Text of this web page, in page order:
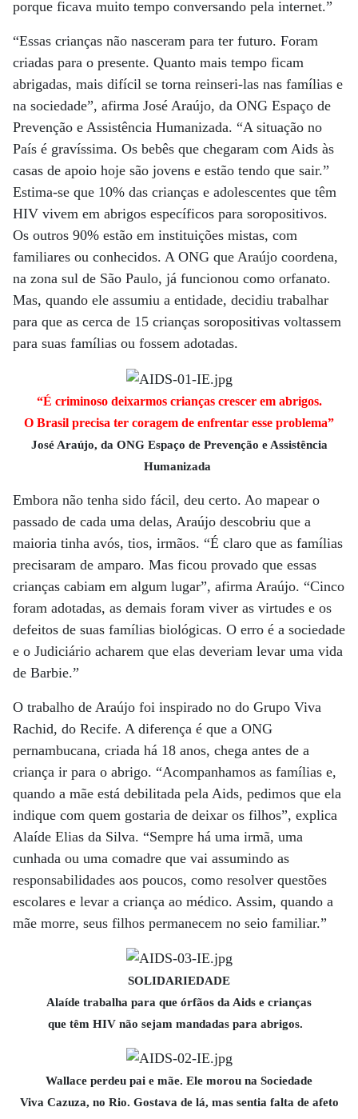
porque ficava muito tempo conversando pela internet.”
“Essas crianças não nasceram para ter futuro. Foram
criadas para o presente. Quanto mais tempo ficam
abrigadas, mais difícil se torna reinseri-las nas famílias e
na sociedade”, afirma José Araújo, da ONG Espaço de
Prevenção e Assistência Humanizada. “A situação no
País é gravíssima. Os bebês que chegaram com Aids às
casas de apoio hoje são jovens e estão tendo que sair.”
Estima-se que 10% das crianças e adolescentes que têm
HIV vivem em abrigos específicos para soropositivos.
Os outros 90% estão em instituições mistas, com
familiares ou conhecidos. A ONG que Araújo coordena,
na zona sul de São Paulo, já funcionou como orfanato.
Mas, quando ele assumiu a entidade, decidiu trabalhar
para que as cerca de 15 crianças soropositivas voltassem
para suas famílias ou fossem adotadas.
“É criminoso deixarmos crianças crescer em abrigos.
O Brasil precisa ter coragem de enfrentar esse problema”
José Araújo, da ONG Espaço de Prevenção e Assistência
Humanizada
Embora não tenha sido fácil, deu certo. Ao mapear o
passado de cada uma delas, Araújo descobriu que a
maioria tinha avós, tios, irmãos. “É claro que as famílias
precisaram de amparo. Mas ficou provado que essas
crianças cabiam em algum lugar”, afirma Araújo. “Cinco
foram adotadas, as demais foram viver as virtudes e os
defeitos de suas famílias biológicas. O erro é a sociedade
e o Judiciário acharem que elas deveriam levar uma vida
de Barbie.”
O trabalho de Araújo foi inspirado no do Grupo Viva
Rachid, do Recife. A diferença é que a ONG
pernambucana, criada há 18 anos, chega antes de a
criança ir para o abrigo. “Acompanhamos as famílias e,
quando a mãe está debilitada pela Aids, pedimos que ela
indique com quem gostaria de deixar os filhos”, explica
Alaíde Elias da Silva. “Sempre há uma irmã, uma
cunhada ou uma comadre que vai assumindo as
responsabilidades aos poucos, como resolver questões
escolares e levar a criança ao médico. Assim, quando a
mãe morre, seus filhos permanecem no seio familiar.”
SOLIDARIEDADE
Alaíde trabalha para que órfãos da Aids e crianças
que têm HIV não sejam mandadas para abrigos.
Wallace perdeu pai e mãe. Ele morou na Sociedade
Viva Cazuza, no Rio. Gostava de lá, mas sentia falta de afeto